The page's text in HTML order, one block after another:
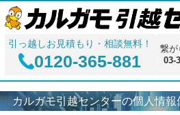
引っ越しお見積もり・相談無料！
0120-365-881
繋が
03-
カルガモ引越センターの個人情報